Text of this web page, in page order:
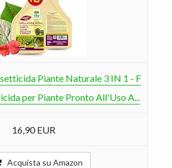
Piante Naturale 3 IN 1 - F
per Piante Pronto All'Uso A...
16,90 EUR
Acquista su Amazon